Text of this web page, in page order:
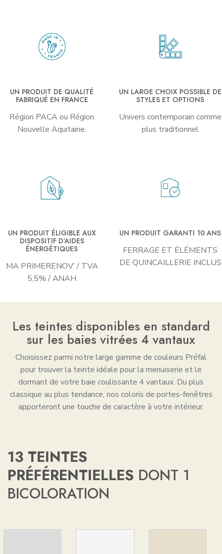
UN PRODUIT DE QUALITÉ
FABRIQUÉ EN FRANCE
Région PACA ou Région
Nouvelle Aquitaine.
UN LARGE CHOIX POSSIBLE DE
STYLES ET OPTIONS
Univers contemporain comme
plus traditionnel
UN PRODUIT ÉLIGIBLE AUX
DISPOSITIF D’AIDES
ÉNERGÉTIQUES
MA PRIMERENOV’ / TVA
5,5% / ANAH
UN PRODUIT GARANTI 10 ANS
FERRAGE ET ÉLÉMENTS
DE QUINCAILLERIE INCLUS
Les teintes disponibles en standard
sur les baies vitrées 4 vantaux
Choisissez parmi notre large gamme de couleurs Préfal
pour trouver la teinte idéale pour la menuiserie et le
dormant de votre baie coulissante 4 vantaux. Du plus
classique au plus tendance, nos coloris de portes-fenêtres
apporteront une touche de caractère à votre intérieur.
13 TEINTES
PRÉFÉRENTIELLES DONT 1
BICOLORATION